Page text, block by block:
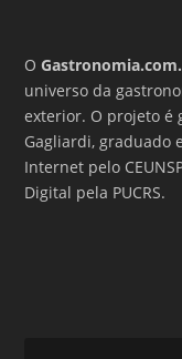
O
universo da
exterior. O projeto é
Gagliardi, graduado
Internet pelo
Digital pela PUCRS.